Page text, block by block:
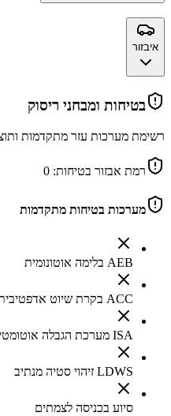
איבזור
בטיחות ומבחני ריסוק
רשימת מערכות עזר מתקדמות
רמת אבזור בטיחות: 0
מערכות בטיחות מתקדמות
AEB בלימה אוטונומית
ACC בקרת שיוט אדפטיבית
ISA מערכת הגבלה אוטומטית למהירות הרכב
LDWS זיהוי סטיה מנתיב
סיוע בכניסה לצמתים